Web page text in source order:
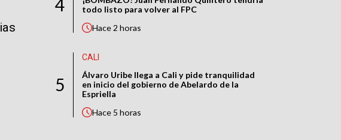
4
todo listo para volver al FPC
Hace2 horas
5
CALI
Álvaro Uribe llega a Cali y pide tranquilidad
en inicio del gobierno de Abelardo de la
Espriella
Hace 5 horas